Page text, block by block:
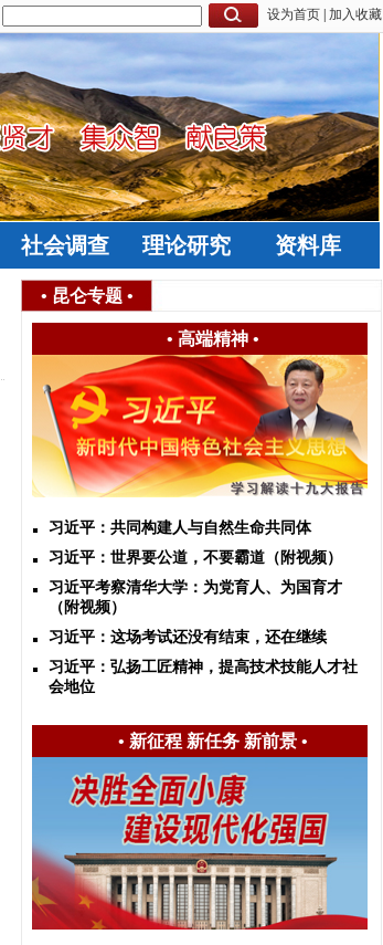
设为首页 加入收藏
社会调查 理论研究 资料库
• 昆仑专题 •
• 高端精神•
习近平：共同构建人与自然生命共同体
习近平：世界要公道，不要霸道（附视频）
习近平考察清华大学：为党育人、为国育才
（附视频）
习近平：这场考试还没有结束，还在继续
习近平：弘扬工匠精神，提高技术技能人才社
会地位
• 新征程 新任务 新前景•